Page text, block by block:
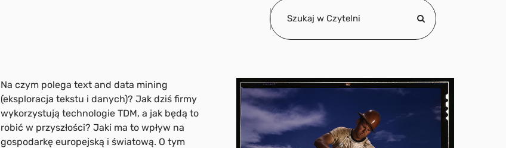
Na czym polega text and data mining
(eksploracja tekstu i danych)? Jak dziś firmy
wykorzystują technologie TDM, a jak będą to
robić w przyszłości? Jaki ma to wpływ na
gospodarkę europejską i światową. O tym